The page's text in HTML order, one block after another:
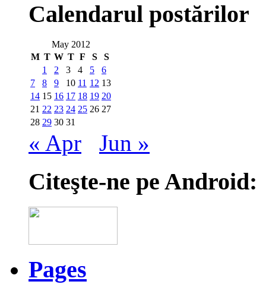
Calendarul postărilor
May 2012
M T W T F S
S
1
2 3 4 5
6
7
8 9 10 11 12 13
14 15 16 17 18 19 20
21 22 23 24 25 26 27
28 29 30 31
« Apr Jun »
Citeşte-ne pe Android:
Pages